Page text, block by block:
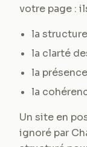
votre page :
la
la clarté
la
la
Un site en
ignoré par